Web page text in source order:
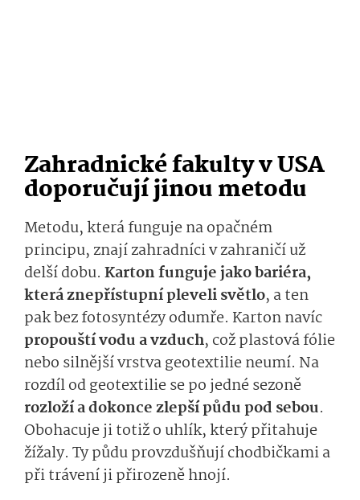
Zahradnické fakulty v USA
doporučují jinou metodu
Metodu, která funguje na opačném
principu, znají zahradníci v zahraničí už
delší dobu. Karton funguje jako bariéra,
která znepřístupní pleveli světlo, a ten
pak bez fotosyntézy odumře. Karton navíc
propouští vodu a vzduch, což plastová fólie
nebo silnější vrstva geotextilie neumí. Na
rozdíl od geotextilie se po jedné sezoně
rozloží a dokonce zlepší půdu pod sebou.
Obohacuje ji totiž o uhlík, který přitahuje
žížaly. Ty půdu provzdušňují chodbičkami a
při trávení ji přirozeně hnojí.